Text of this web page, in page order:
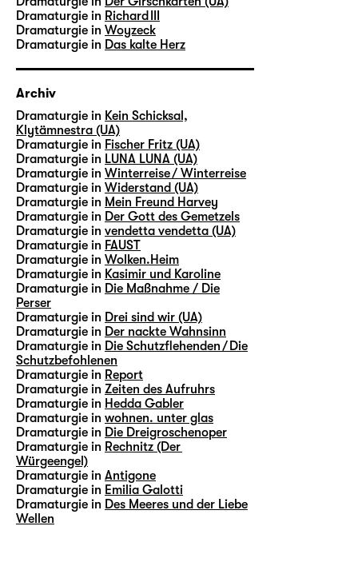
Dramaturgie in Richard III
Dramaturgie in Woyzeck
Dramaturgie in Das kalte Herz
Archiv
Dramaturgie in Kein Schicksal,
Klytämnestra (UA)
Dramaturgie in Fischer Fritz (UA)
Dramaturgie in LUNA LUNA (UA)
Dramaturgie in Winterreise / Winterreise
Dramaturgie in Widerstand (UA)
Dramaturgie in Mein Freund Harvey
Dramaturgie in Der Gott des Gemetzels
Dramaturgie in vendetta vendetta (UA)
Dramaturgie in FAUST
Dramaturgie in Wolken.Heim
Dramaturgie in Kasimir und Karoline
Dramaturgie in Die Maßnahme / Die
Perser
Dramaturgie in Drei sind wir (UA)
Dramaturgie in Der nackte Wahnsinn
Dramaturgie in Die Schutzflehenden / Die
Schutzbefohlenen
Dramaturgie in Report
Dramaturgie in Zeiten des Aufruhrs
Dramaturgie in Hedda Gabler
Dramaturgie in wohnen. unter glas
Dramaturgie in Die Dreigroschenoper
Dramaturgie in Rechnitz (Der
Würgeengel)
Dramaturgie in Antigone
Dramaturgie in Emilia Galotti
Dramaturgie in Des Meeres und der Liebe
Wellen